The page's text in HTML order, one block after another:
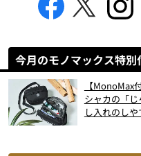
今月のモノマックス特別
【MonoMax
シャカの「
し入れのし